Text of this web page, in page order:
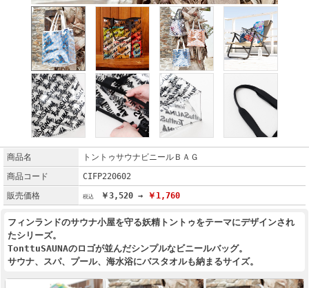
商品名
トントゥサウナビニールＢＡＧ
商品コード
CIFP220602
販売価格
￥3,520 → ￥1,760
フィンランドのサウナ小屋を守る妖精トントゥをテーマにデザインされ
たシリーズ。
TonttuSAUNAのロゴが並んだシンプルなビニールバッグ。
サウナ、スパ、プール、海水浴にバスタオルも納まるサイズ。